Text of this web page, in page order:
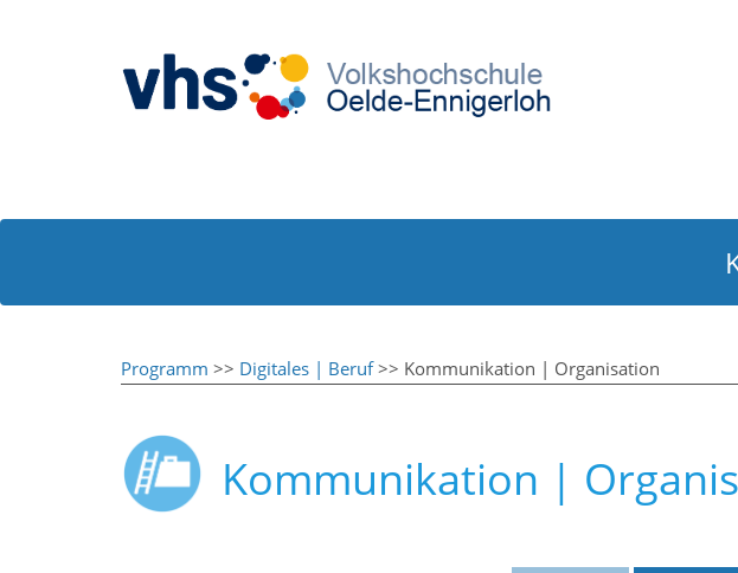
Programm >> Digitales | Beruf>> Kommunikation | Organisation
Kommunikation |